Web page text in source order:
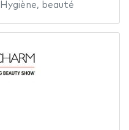
Hygiène, beauté